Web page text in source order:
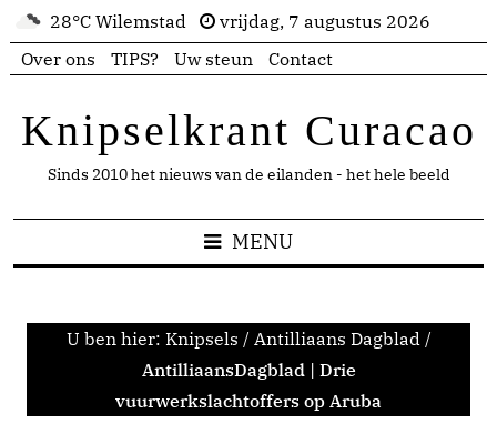
28°C Wilemstad
vrijdag, 7 augustus 2026
Over ons
TIPS? Uw steun Contact
Knipselkrant Curacao
Sinds 2010 het nieuws van de eilanden - het hele beeld
MENU
U ben hier: Knipsels / Antilliaans Dagblad /
AntilliaansDagblad | Drie
vuurwerkslachtoffers op Aruba